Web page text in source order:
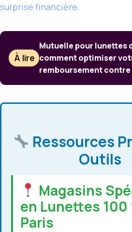
surprise financière.
À lire
Mutuelle pour lunettes
comment optimiser
remboursement contre
Ressources
Outils
Magasins
en Lunettes 100
Paris